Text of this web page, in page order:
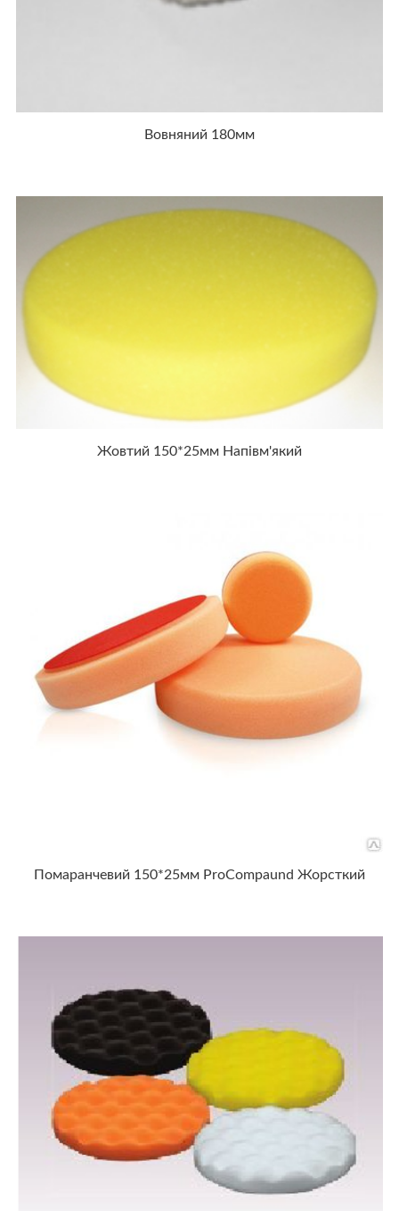
Вовняний 180мм
Жовтий 150*25мм Напівм'який
Помаранчевий 150*25мм ProCompaund Жорсткий